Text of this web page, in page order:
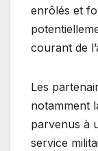
enrôlés et
courant de
Les
notamment
parvenus à
service